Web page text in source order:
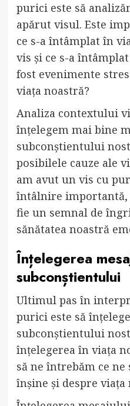
purici este să
apărut visul. Este
ce s-a întâmplat în
vis și ce s-a
fost evenimente
viața noastră?
Analiza contextului
înțelegem mai bine
subconștientului
posibilele cauze ale
am avut un vis cu
întâlnire importantă,
fie un semnal de
sănătatea noastră
Înțelegerea
subconștientului
Ultimul pas în
purici este să
subconștientului
înțelegerea în viața
să ne întrebăm ce
înșine și despre viața